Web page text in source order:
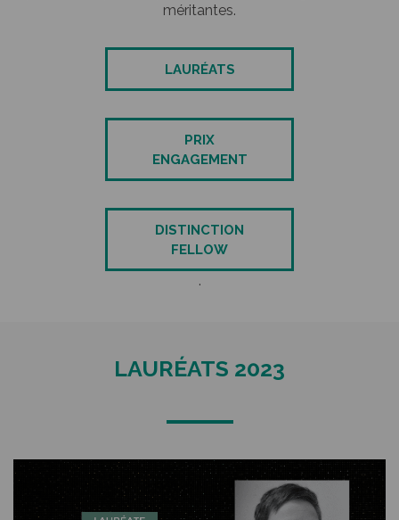
méritantes.
LAURÉATS
PRIX
ENGAGEMENT
DISTINCTION
FELLOW
.
LAURÉATS 2023